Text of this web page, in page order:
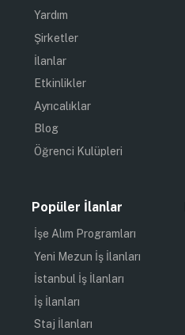
Yardım
Şirketler
İlanlar
Etkinlikler
Ayrıcalıklar
Blog
Öğrenci Kulüpleri
Popüler İlanlar
İşe Alım Programları
Yeni Mezun İş İlanları
İstanbul İş İlanları
İş İlanları
Staj İlanları